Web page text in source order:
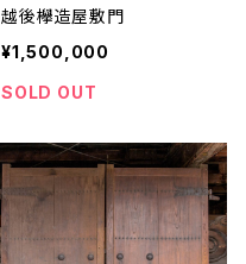
越後欅造屋敷門
¥1,500,000
SOLD OUT